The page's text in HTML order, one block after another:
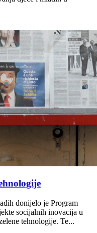
donijelo je Program
socijalnih inovacija u
tehnologije. Te...